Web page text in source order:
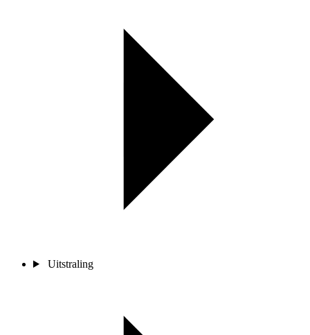
Uitstraling